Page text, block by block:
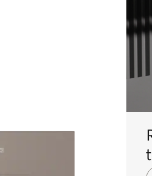
etiketė